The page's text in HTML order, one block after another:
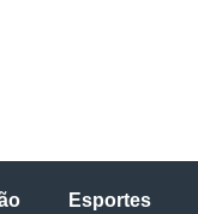
Esportes